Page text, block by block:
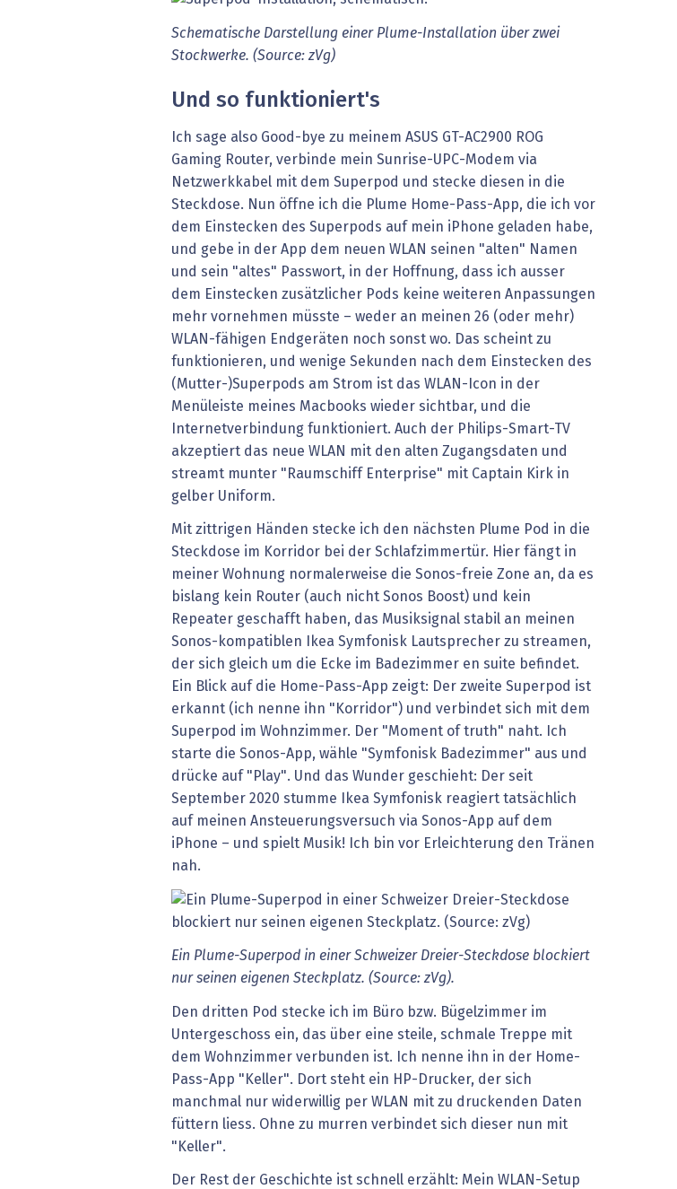
Schematische Darstellung einer Plume-Installation über zwei
Stockwerke. (Source: zVg)
Und so funktioniert's
Ich sage also Good-bye zu meinem ASUS GT-AC2900 ROG
Gaming Router, verbinde mein Sunrise-UPC-Modem via
Netzwerkkabel mit dem Superpod und stecke diesen in die
Steckdose. Nun öffne ich die Plume Home-Pass-App, die ich vor
dem Einstecken des Superpods auf mein iPhone geladen habe,
und gebe in der App dem neuen WLAN seinen "alten" Namen
und sein "altes" Passwort, in der Hoffnung, dass ich ausser
dem Einstecken zusätzlicher Pods keine weiteren Anpassungen
mehr vornehmen müsste – weder an meinen 26 (oder mehr)
WLAN-fähigen Endgeräten noch sonst wo. Das scheint zu
funktionieren, und wenige Sekunden nach dem Einstecken des
(Mutter-)Superpods am Strom ist das WLAN-Icon in der
Menüleiste meines Macbooks wieder sichtbar, und die
Internetverbindung funktioniert. Auch der Philips-Smart-TV
akzeptiert das neue WLAN mit den alten Zugangsdaten und
streamt munter "Raumschiff Enterprise" mit Captain Kirk in
gelber Uniform.
Mit zittrigen Händen stecke ich den nächsten Plume Pod in die
Steckdose im Korridor bei der Schlafzimmertür. Hier fängt in
meiner Wohnung normalerweise die Sonos-freie Zone an, da es
bislang kein Router (auch nicht Sonos Boost) und kein
Repeater geschafft haben, das Musiksignal stabil an meinen
Sonos-kompatiblen Ikea Symfonisk Lautsprecher zu streamen,
der sich gleich um die Ecke im Badezimmer en suite befindet.
Ein Blick auf die Home-Pass-App zeigt: Der zweite Superpod ist
erkannt (ich nenne ihn "Korridor") und verbindet sich mit dem
Superpod im Wohnzimmer. Der "Moment of truth" naht. Ich
starte die Sonos-App, wähle "Symfonisk Badezimmer" aus und
drücke auf "Play". Und das Wunder geschieht: Der seit
September 2020 stumme Ikea Symfonisk reagiert tatsächlich
auf meinen Ansteuerungsversuch via Sonos-App auf dem
iPhone – und spielt Musik! Ich bin vor Erleichterung den Tränen
nah.
Ein Plume-Superpod in einer Schweizer Dreier-Steckdose blockiert
nur seinen eigenen Steckplatz. (Source: zVg).
Den dritten Pod stecke ich im Büro bzw. Bügelzimmer im
Untergeschoss ein, das über eine steile, schmale Treppe mit
dem Wohnzimmer verbunden ist. Ich nenne ihn in der Home-
Pass-App "Keller". Dort steht ein HP-Drucker, der sich
manchmal nur widerwillig per WLAN mit zu druckenden Daten
füttern liess. Ohne zu murren verbindet sich dieser nun mit
"Keller".
Der Rest der Geschichte ist schnell erzählt: Mein WLAN-Setup